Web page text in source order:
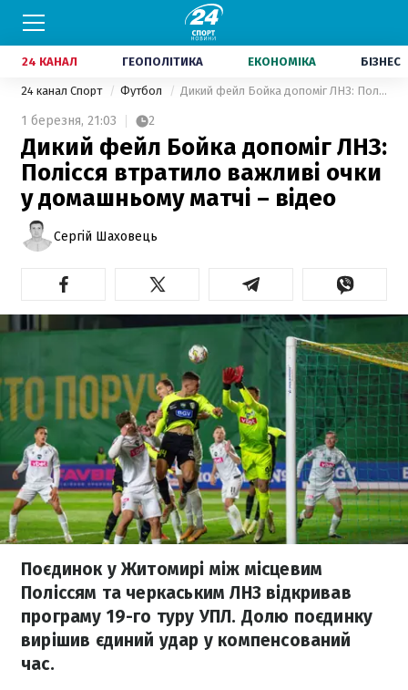
24 КАНАЛ ГЕОПОЛІТИКА ЕКОНОМІКА БІЗНЕС
24 канал Спорт Футбол Дикий фейл Бойка допоміг ЛНЗ: Полісся втратило важливі очки у домашньому матчі – відео
1 березня, 21:03 2
Дикий фейл Бойка допоміг ЛНЗ:
Полісся втратило важливі очки
у домашньому матчі – відео
Сергій Шаховець
Поєдинок у Житомирі між місцевим
Поліссям та черкаським ЛНЗ відкривав
програму 19-го туру УПЛ. Долю поєдинку
вирішив єдиний удар у компенсований
час.